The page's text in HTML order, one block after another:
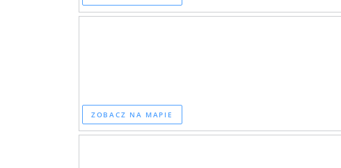
ZOBACZ NA MAPIE